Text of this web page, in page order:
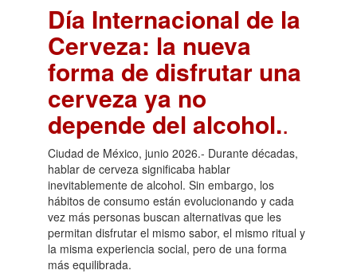
Día Internacional de la
Cerveza: la nueva
forma de disfrutar una
cerveza ya no
depende del alcohol..
Ciudad de México, junio 2026.- Durante décadas,
hablar de cerveza significaba hablar
inevitablemente de alcohol. Sin embargo, los
hábitos de consumo están evolucionando y cada
vez más personas buscan alternativas que les
permitan disfrutar el mismo sabor, el mismo ritual y
la misma experiencia social, pero de una forma
más equilibrada.